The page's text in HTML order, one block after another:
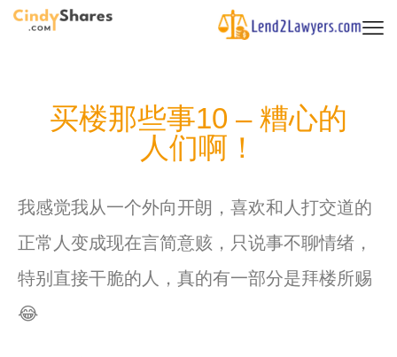
买楼那些事10 – 糟心的
人们啊！
我感觉我从一个外向开朗，喜欢和人打交道的
正常人变成现在言简意赅，只说事不聊情绪，
特别直接干脆的人，真的有一部分是拜楼所赐
😂